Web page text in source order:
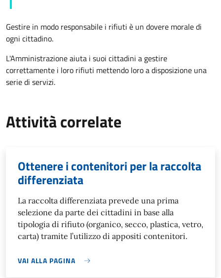
Gestire in modo responsabile i rifiuti è un dovere morale di
ogni cittadino.
L'Amministrazione aiuta i suoi cittadini a gestire
correttamente i loro rifiuti mettendo loro a disposizione una
serie di servizi.
Attività correlate
Ottenere i contenitori per la raccolta
differenziata
La raccolta differenziata prevede una prima
selezione da parte dei cittadini in base alla
tipologia di rifiuto (organico, secco, plastica, vetro,
carta) tramite l’utilizzo di appositi contenitori.
VAI ALLA PAGINA